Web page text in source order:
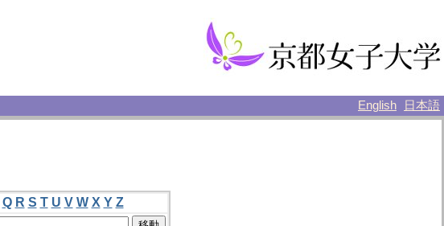
English 日本語
Q R S T U V W X Y Z